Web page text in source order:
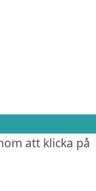
att klicka på